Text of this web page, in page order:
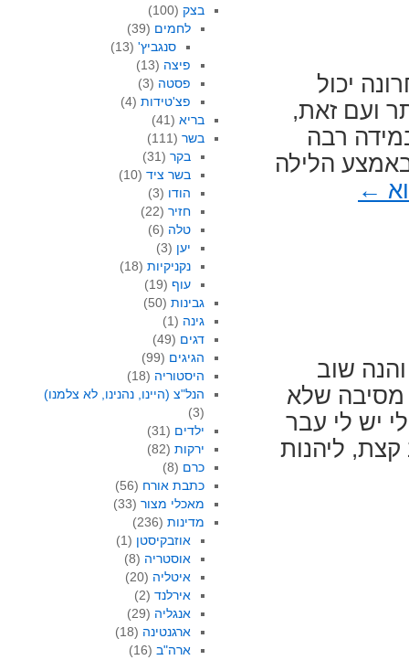
יכול
ועם זאת,
רבה
הלילה
←
שוב
מסיבה שלא
יש לי עבר
ליהנות
בצק(100)
לחמים (39)
סנגביץ'(13)
פיצה (13)
פסטה (3)
פצ'טידות (4)
בריא(41)
בשר(111)
בקר (31)
בשר ציד (10)
הודו (3)
חזיר (22)
טלה (6)
יען (3)
נקניקיות (18)
עוף (19)
גבינות(50)
גינה (1)
דגים (49)
הגיגים (99)
היסטוריה (18)
הנל"צ (היינו, נהנינו, לא צלמנו)
(3)
ילדים (31)
ירקות(82)
כרם (8)
כתבת אורח (56)
מאכלי מצור(33)
מדינות(236)
אוזבקיסטן (1)
אוסטריה (8)
איטליה (20)
אירלנד (2)
אנגליה (29)
ארגנטינה (18)
ארה"ב (16)